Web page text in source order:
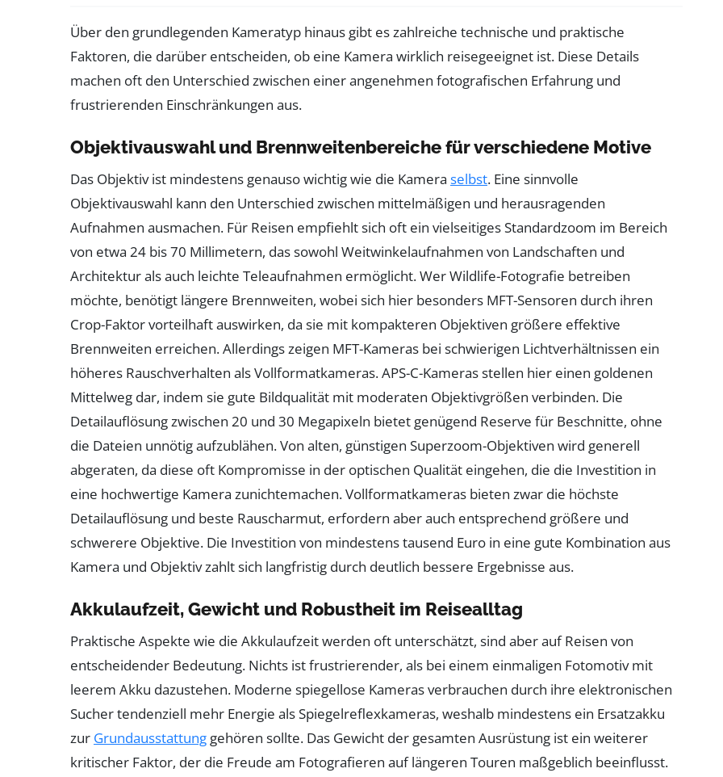
Über den grundlegenden Kameratyp hinaus gibt es zahlreiche technische und praktische
Faktoren, die darüber entscheiden, ob eine Kamera wirklich reisegeeignet ist. Diese Details
machen oft den Unterschied zwischen einer angenehmen fotografischen Erfahrung und
frustrierenden Einschränkungen aus.
Objektivauswahl und Brennweitenbereiche für verschiedene Motive
Das Objektiv ist mindestens genauso wichtig wie die Kamera selbst. Eine sinnvolle
Objektivauswahl kann den Unterschied zwischen mittelmäßigen und herausragenden
Aufnahmen ausmachen. Für Reisen empfiehlt sich oft ein vielseitiges Standardzoom im Bereich
von etwa 24 bis 70 Millimetern, das sowohl Weitwinkelaufnahmen von Landschaften und
Architektur als auch leichte Teleaufnahmen ermöglicht. Wer Wildlife-Fotografie betreiben
möchte, benötigt längere Brennweiten, wobei sich hier besonders MFT-Sensoren durch ihren
Crop-Faktor vorteilhaft auswirken, da sie mit kompakteren Objektiven größere effektive
Brennweiten erreichen. Allerdings zeigen MFT-Kameras bei schwierigen Lichtverhältnissen ein
höheres Rauschverhalten als Vollformatkameras. APS-C-Kameras stellen hier einen goldenen
Mittelweg dar, indem sie gute Bildqualität mit moderaten Objektivgrößen verbinden. Die
Detailauflösung zwischen 20 und 30 Megapixeln bietet genügend Reserve für Beschnitte, ohne
die Dateien unnötig aufzublähen. Von alten, günstigen Superzoom-Objektiven wird generell
abgeraten, da diese oft Kompromisse in der optischen Qualität eingehen, die die Investition in
eine hochwertige Kamera zunichtemachen. Vollformatkameras bieten zwar die höchste
Detailauflösung und beste Rauscharmut, erfordern aber auch entsprechend größere und
schwerere Objektive. Die Investition von mindestens tausend Euro in eine gute Kombination aus
Kamera und Objektiv zahlt sich langfristig durch deutlich bessere Ergebnisse aus.
Akkulaufzeit, Gewicht und Robustheit im Reisealltag
Praktische Aspekte wie die Akkulaufzeit werden oft unterschätzt, sind aber auf Reisen von
entscheidender Bedeutung. Nichts ist frustrierender, als bei einem einmaligen Fotomotiv mit
leerem Akku dazustehen. Moderne spiegellose Kameras verbrauchen durch ihre elektronischen
Sucher tendenziell mehr Energie als Spiegelreflexkameras, weshalb mindestens ein Ersatzakku
zur Grundausstattung gehören sollte. Das Gewicht der gesamten Ausrüstung ist ein weiterer
kritischer Faktor, der die Freude am Fotografieren auf längeren Touren maßgeblich beeinflusst.